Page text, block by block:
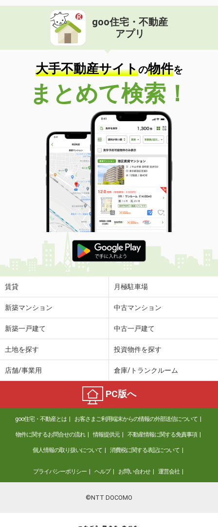
goo住宅・不動産
アプリ
大手不動産サイトの物件を
まとめて検索！
賃貸 月極駐車場
新築マンション 中古マンション
新築一戸建て 中古一戸建て
土地を探す 投資物件を探す
店舗/事業用 倉庫/トランクルーム
PC版へ
goo住宅・不動産とは お客さまご利用端末からの情報の外部送信について
物件に関するお問合せの流れ 情報提供元 不動産情報に関する免責事項
個人情報の取り扱いについて 消費税に関する表記について
プライバシーポリシー ヘルプ お問い合わせ 運営会社
©NTT DOCOMO